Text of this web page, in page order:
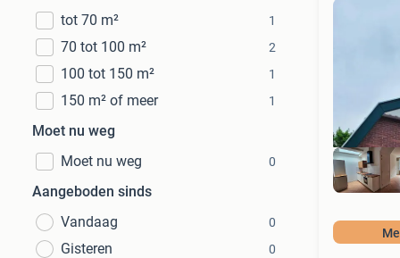
tot 70 m²
1
70 tot 100 m² 2
100 tot 150 m² 1
150 m² of meer 1
Moet nu weg
Moet nu weg
0
Aangeboden sinds
Vandaag
0
Gisteren 0